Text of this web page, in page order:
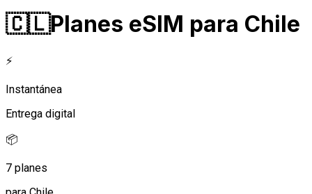
🇨🇱Planes eSIM para Chile
⚡
Instantánea
Entrega digital
📦
7 planes